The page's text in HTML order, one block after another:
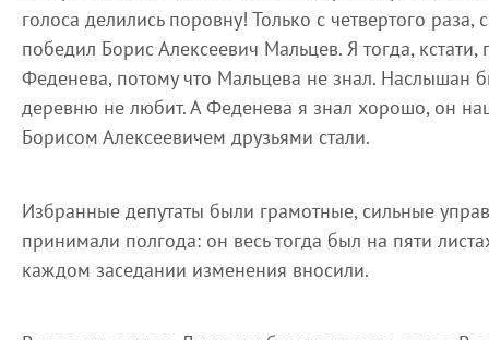
голоса делились поровну! Только с четвертого
победил Борис Алексеевич Мальцев. Я тогда, кстати,
Феденева, потому что Мальцева не знал. Наслышан
деревню не любит. А Феденева я знал хорошо, он
Борисом Алексеевичем друзьями стали.
Избранные депутаты были грамотные, сильные
принимали полгода: он весь тогда был на пяти
каждом заседании изменения вносили.